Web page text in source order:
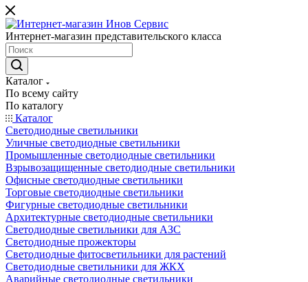
Интернет-магазин представительского класса
Каталог
По всему сайту
По каталогу
Каталог
Светодиодные светильники
Уличные светодиодные светильники
Промышленные светодиодные светильники
Взрывозащищенные светодиодные светильники
Офисные светодиодные светильники
Торговые светодиодные светильники
Фигурные светодиодные светильники
Архитектурные светодиодные светильники
Светодиодные светильники для АЗС
Светодиодные прожекторы
Светодиодные фитосветильники для растений
Светодиодные светильники для ЖКХ
Аварийные светодиодные светильники